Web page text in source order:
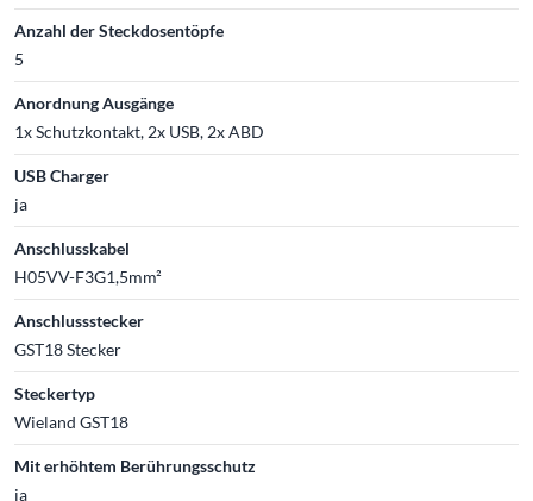
Anzahl der Steckdosentöpfe
5
Anordnung Ausgänge
1x Schutzkontakt, 2x USB, 2x ABD
USB Charger
ja
Anschlusskabel
H05VV-F3G1,5mm²
Anschlussstecker
GST18 Stecker
Steckertyp
Wieland GST18
Mit erhöhtem Berührungsschutz
ja